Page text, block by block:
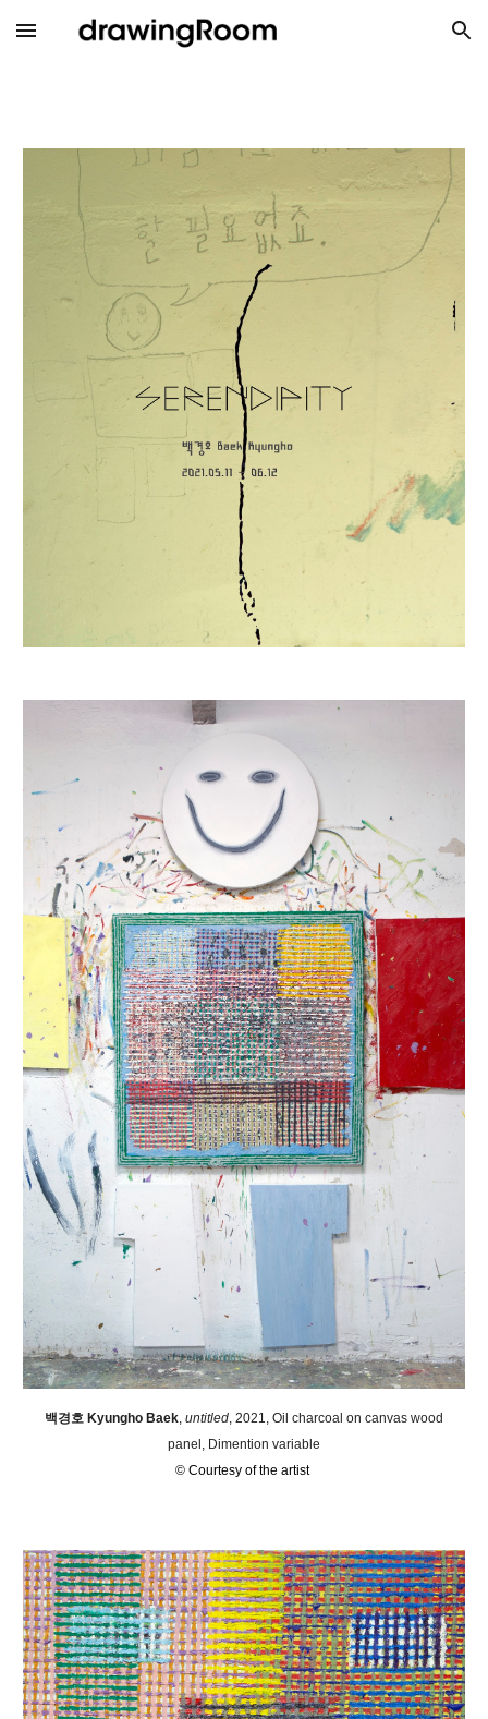
Skip to main content Skip to navigation
백경호 Kyungho Baek, untitled, 2021, Oil charcoal on canvas wood
panel, Dimention variable
© Courtesy of the artist